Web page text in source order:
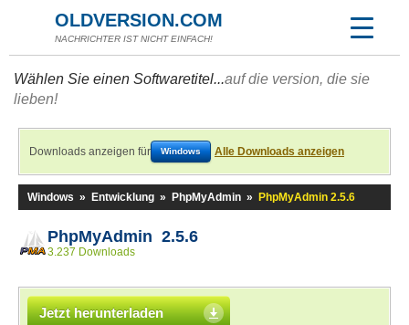
OLDVERSION.COM
NACHRICHTER IST NICHT EINFACH!
Wählen Sie einen Softwaretitel...auf die version, die sie
lieben!
Downloads anzeigen für Windows Alle Downloads anzeigen
Windows » Entwicklung » PhpMyAdmin » PhpMyAdmin 2.5.6
PhpMyAdmin 2.5.6
3.237 Downloads
Jetzt herunterladen